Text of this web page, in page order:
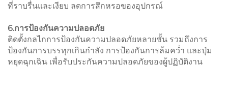
ที่ราบรื่นและเงียบ ลดการสึกหรอของอุปกรณ์
6.การป้องกันความปลอดภัย
ติดตั้งกลไกการป้องกันความปลอดภัยหลายชั้น รวมถึงการ
ป้องกันการบรรทุกเกินกำลัง การป้องกันการล้มคว่ำ และปุ่ม
หยุดฉุกเฉิน เพื่อรับประกันความปลอดภัยของผู้ปฏิบัติงาน